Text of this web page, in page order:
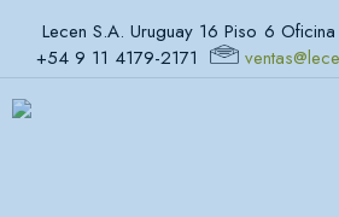
content
Lecen S.A. Uruguay 16 Piso 6
+54 9 11 4179-2171